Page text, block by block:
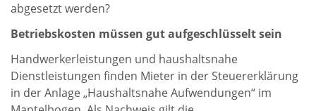
abgesetzt werden?
Betriebskosten müssen gut aufgeschlüsselt sein
Handwerkerleistungen und haushaltsnahe
Dienstleistungen finden Mieter in der Steuererklärung
in der Anlage „Haushaltsnahe Aufwendungen“ im